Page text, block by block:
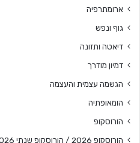
ארומתרפיה
גוף ונפש
דיאטה ותזונה
דמיון מודרך
הגשמה עצמית והעצמה
הומאופתיה
הורוסקופ
הורוסקופ 2026 / הורוסקופ שנתי 2026